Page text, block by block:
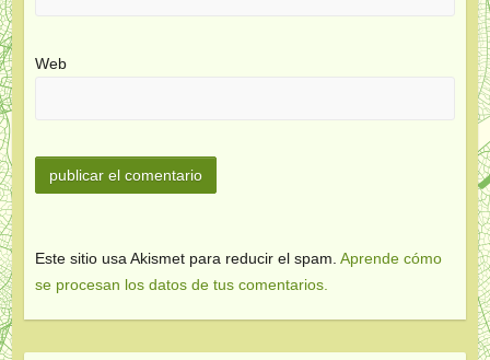
Web
Este sitio usa Akismet para reducir el spam. Aprende cómo
se procesan los datos de tus comentarios.